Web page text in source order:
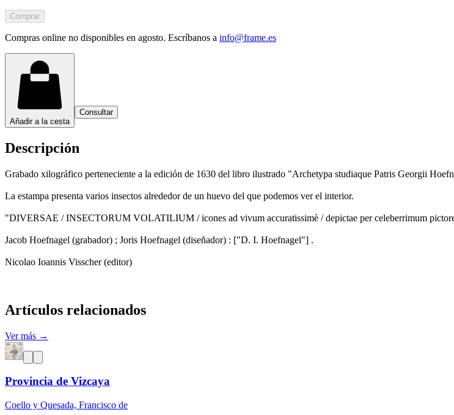
Comprar
Compras online no disponibles en agosto. Escríbanos a info@frame.es
Añadir a la cesta
Consultar
Descripción
Grabado xilográfico perteneciente a la edición de 1630 del libro ilustrado "Archetypa studiaque Patris Georgii
La estampa presenta varios insectos alrededor de un huevo del que podemos ver el interior.
"DIVERSAE / INSECTORUM VOLATILIUM / icones ad vivum accuratissimè / depictae per celeberrimum
Jacob Hoefnagel (grabador) ; Joris Hoefnagel (diseñador) : ["D. I. Hoefnagel"] .
Nicolao Ioannis Visscher (editor)
Artículos relacionados
Ver más →
Provincia de Vizcaya
Coello y Quesada, Francisco de